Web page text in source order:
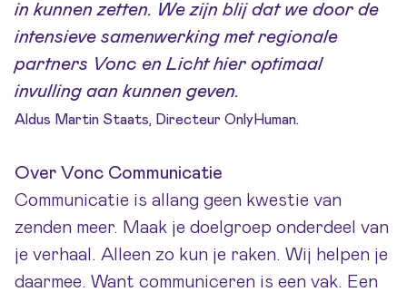
in kunnen zetten. We zijn blij dat we door de
intensieve samenwerking met regionale
partners Vonc en Licht hier optimaal
invulling aan kunnen geven.
Aldus Martin Staats, Directeur OnlyHuman.
Over Vonc Communicatie
Communicatie is allang geen kwestie van
zenden meer. Maak je doelgroep onderdeel van
je verhaal. Alleen zo kun je raken. Wij helpen je
daarmee. Want communiceren is een vak. Een